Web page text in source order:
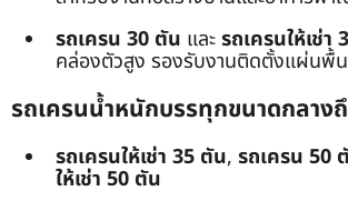
รถเครน 30 ตัน และรถเครนให้เช่า
คล่องตัวสูง รองรับงานติดตั้งแผ่นพื้
รถเครนน้ำหนักบรรทุกขนาดกลาง
รถเครนให้เช่า 35 ตัน, รถเครน 50
ให้เช่า 50 ตัน